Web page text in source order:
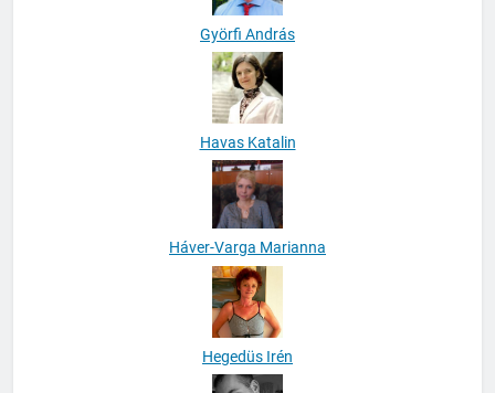
Györfi András
Havas Katalin
Háver-Varga Marianna
Hegedüs Irén